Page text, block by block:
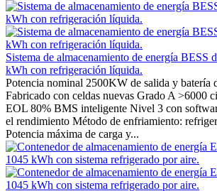
Sistema de almacenamiento de energía BESS
kWh con refrigeración líquida.
Potencia nominal 2500KW de salida y batería
Fabricado con celdas nuevas Grado A >6000
EOL 80% BMS inteligente Nivel 3 con
el rendimiento Método de enfriamiento:
Potencia máxima de carga y...